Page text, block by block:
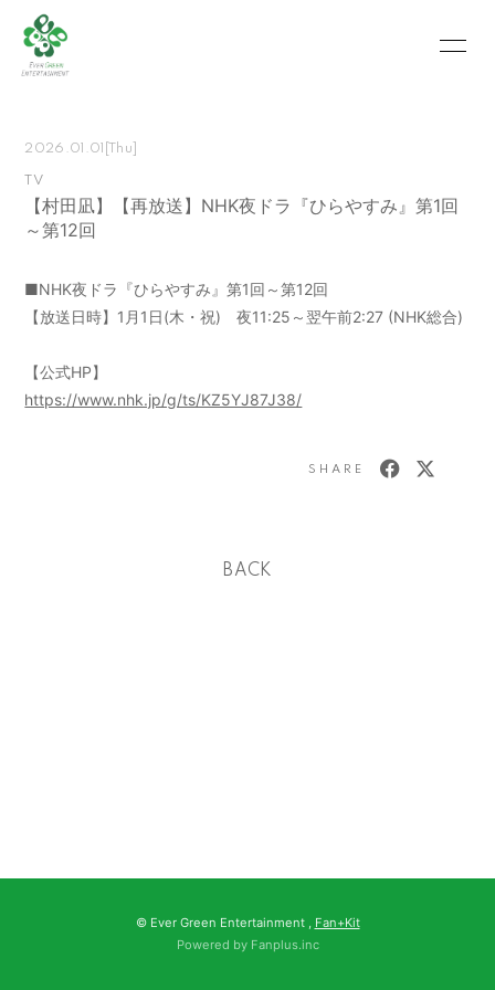
SCHEDULE
VIDEO PHOTO
RECRUIT CONTACT
ABOUT US
2026.01.01 [Thu]
TV
【村田凪】【再放送】NHK夜ドラ『ひらやすみ』第1回
～第12回
■NHK夜ドラ『ひらやすみ』第1回～第12回
【放送日時】1月1日(木・祝) 夜11:25～翌午前2:27 (NHK総合)
【公式HP】
https://www.nhk.jp/g/ts/KZ5YJ87J38/
SHARE
BACK
© Ever Green Entertainment , Fan+Kit
Powered by Fanplus.inc